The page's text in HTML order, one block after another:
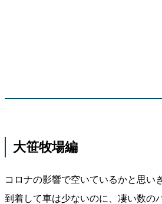
大笹牧場編
コロナの影響で空いているかと思い
到着して車は少ないのに、凄い数の